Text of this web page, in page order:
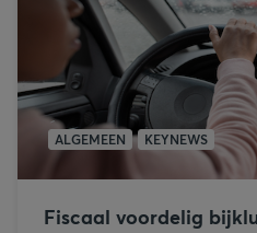
ALGEMEEN KEYNEWS
Fiscaal voordelig